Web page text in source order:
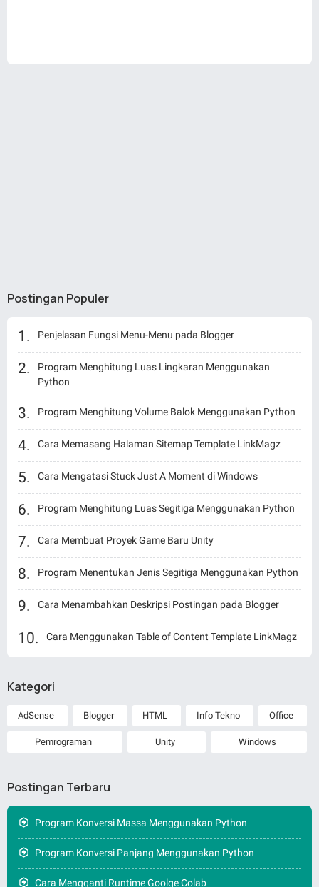
Postingan Populer
Penjelasan Fungsi Menu-Menu pada Blogger
Program Menghitung Luas Lingkaran Menggunakan
Python
Program Menghitung Volume Balok Menggunakan Python
Cara Memasang Halaman Sitemap Template LinkMagz
Cara Mengatasi Stuck Just A Moment di Windows
Program Menghitung Luas Segitiga Menggunakan Python
Cara Membuat Proyek Game Baru Unity
Program Menentukan Jenis Segitiga Menggunakan Python
Cara Menambahkan Deskripsi Postingan pada Blogger
Cara Menggunakan Table of Content Template LinkMagz
Kategori
AdSense Blogger HTML Info Tekno Office
Pemrograman Unity Windows
Postingan Terbaru
Program Konversi Massa Menggunakan Python
Program Konversi Panjang Menggunakan Python
Cara Mengganti Runtime Goolge Colab